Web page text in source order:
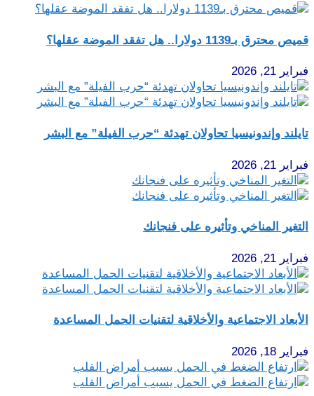
قميص محترق بـ1139 دولارا.. هل تفقد الموضة عقلها؟
فبراير 21, 2026
تايلند وإندونيسيا تحاولان تهدئة “حرب الفيلة” مع البشر
فبراير 21, 2026
التغير المناخي وتأثيره على فنجانك
فبراير 21, 2026
الأبعاد الاجتماعية والأخلاقية لتقنيات الحمل المساعدة
فبراير 18, 2026